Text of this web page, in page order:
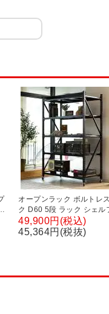
下駄箱 オープンタイプ
ェルゴ スチールワイヤーラ
スチールラック 軽量棚 100kg/
スチールラック 中量棚
・陳列棚 コンテナラック
パーテーションラック・
コレクションケース・ショーケー
ゴン・ファイルラック・ワゴンラ
ックス コンテナオプション
オープンラック ボルトレ
ク D60 5段 ラック シェル
スプレイラック スチールラ
キャスター付き 無骨 イン
49,900円(税込)
45,364円(税抜)